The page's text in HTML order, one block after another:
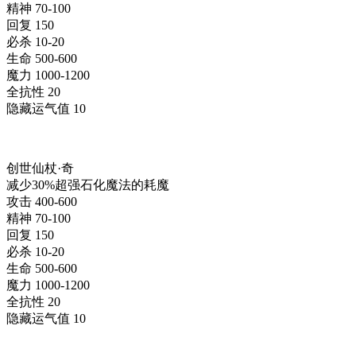
精神 70-100
回复 150
必杀 10-20
生命 500-600
魔力 1000-1200
全抗性 20
隐藏运气值 10
创世仙杖·奇
减少30%超强石化魔法的耗魔
攻击 400-600
精神 70-100
回复 150
必杀 10-20
生命 500-600
魔力 1000-1200
全抗性 20
隐藏运气值 10